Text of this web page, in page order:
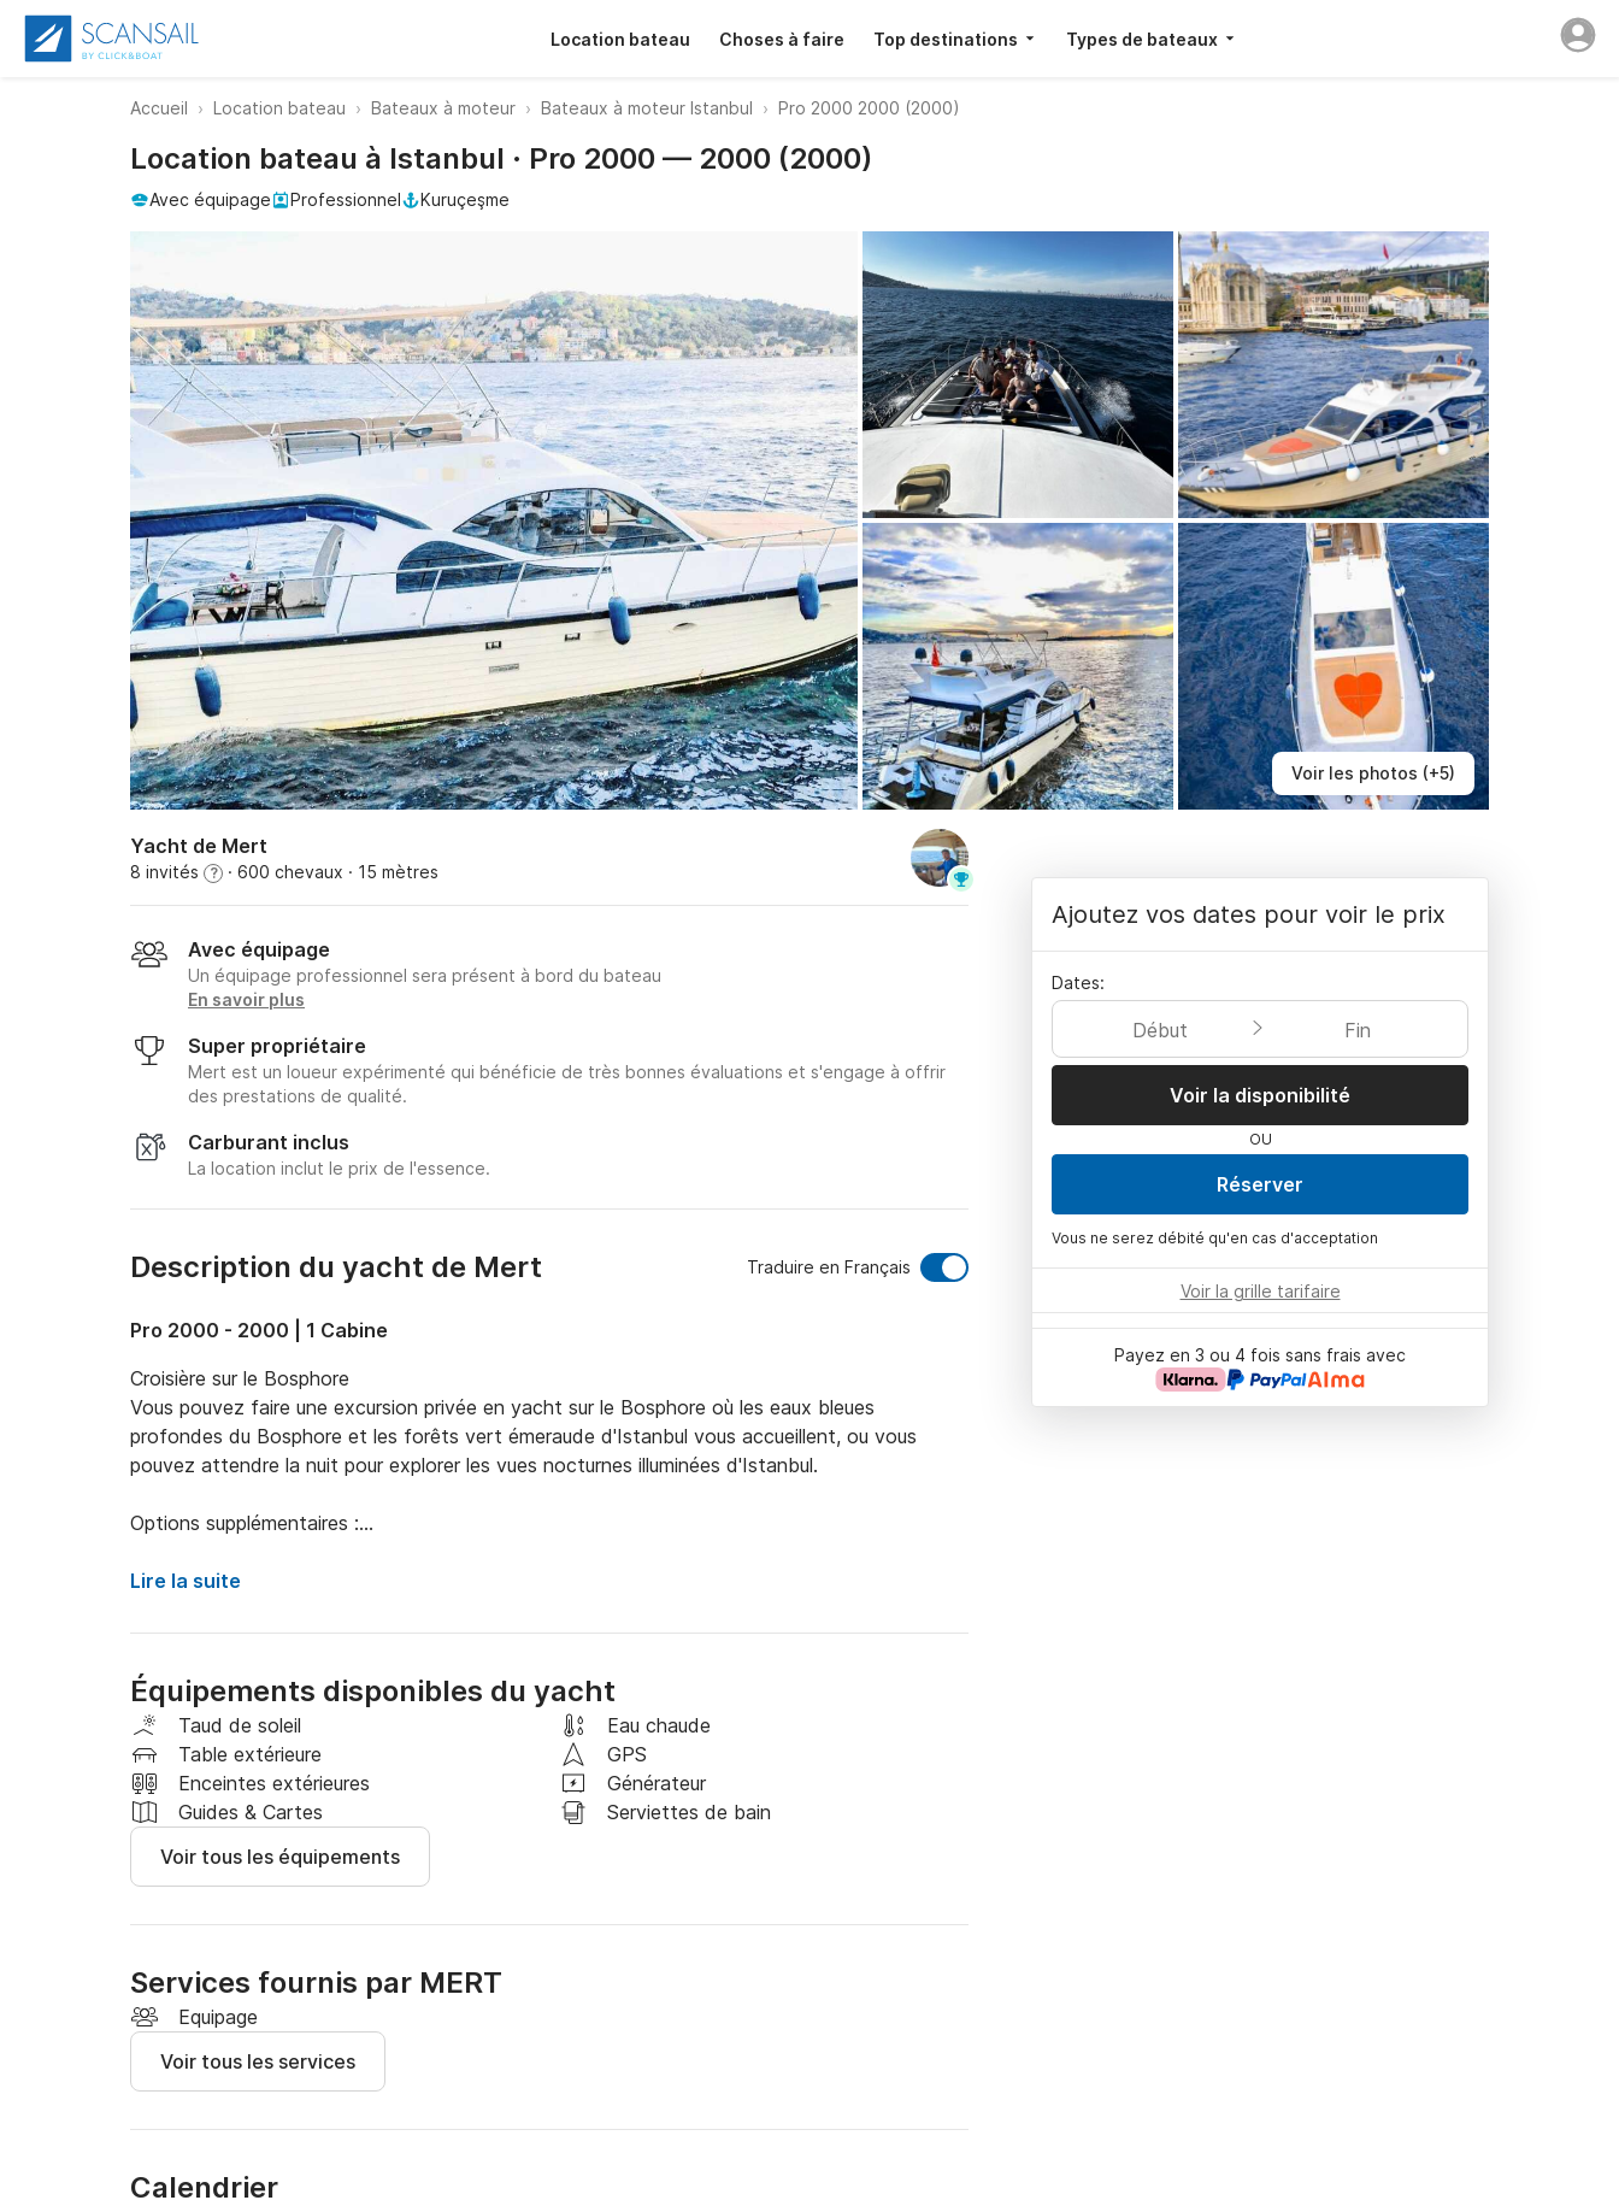
Location bateau Choses à faire Top destinations Types de bateaux
Accueil Location bateau Bateaux à moteur Bateaux à moteur Istanbul Pro 2000 2000 (2000)
Voir les photos (+5)
Location bateau à Istanbul · Pro 2000 — 2000 (2000)
Avec équipage Professionnel Kuruçeşme
Yacht de Mert
8 invités ? · 600 chevaux · 15 mètres
Avec équipage
Un équipage professionnel sera présent à bord du bateau
En savoir plus
Super propriétaire
Mert est un loueur expérimenté qui bénéficie de très bonnes évaluations et s'engage à offrir
des prestations de qualité.
Carburant inclus
La location inclut le prix de l'essence.
Description du yacht de Mert Traduire en Français
Pro 2000 - 2000 | 1 Cabine
Croisière sur le Bosphore
Vous pouvez faire une excursion privée en yacht sur le Bosphore où les eaux bleues
profondes du Bosphore et les forêts vert émeraude d'Istanbul vous accueillent, ou vous
pouvez attendre la nuit pour explorer les vues nocturnes illuminées d'Istanbul.
Options supplémentaires :
* Petit-déjeuner sur le yacht
* Croisière au coucher du soleil à Istanbul
* Croisière sur le Bosphore
* Eveil sur le yacht
* Demande en mariage
* Mariage et événements spéciaux
* Fête d'anniversaire
* Décoration de yacht
* Danseur
* Violoniste
* Spectacle laser
* Spectacle de volcan
Lire la suite
Équipements disponibles du yacht
Taud de soleil
Eau chaude
Table extérieure
GPS
Enceintes extérieures
Générateur
Guides & Cartes
Serviettes de bain
Voir tous les équipements
Services fournis par MERT
Equipage
Voir tous les services
Calendrier
Ajoutez vos dates pour voir le prix
Dates:
Début Fin
Voir la disponibilité
OU
Réserver
Vous ne serez débité qu'en cas d'acceptation
Voir la grille tarifaire
Payez en 3 ou 4 fois sans frais avec